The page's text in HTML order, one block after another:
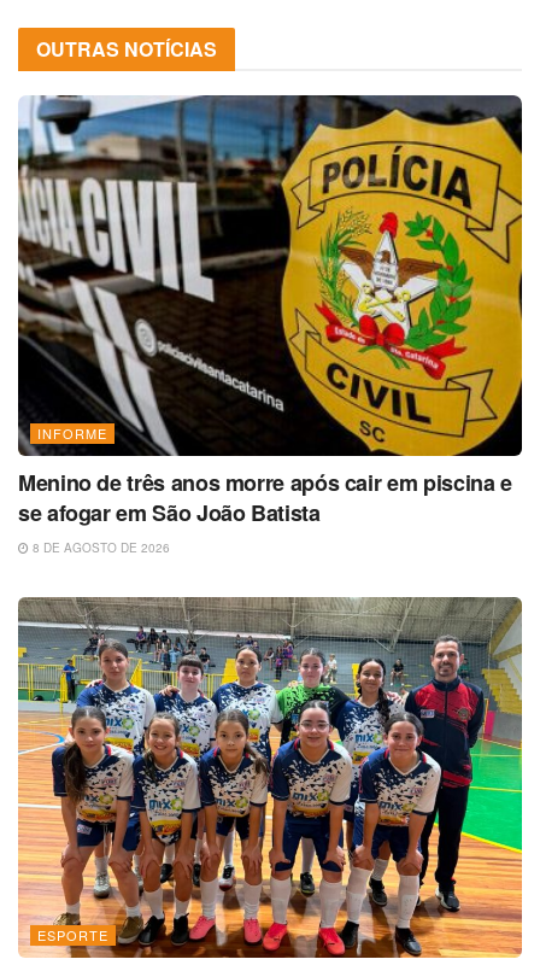
OUTRAS NOTÍCIAS
INFORME
Menino de três anos morre após cair em piscina e
se afogar em São João Batista
8 DE AGOSTO DE 2026
ESPORTE